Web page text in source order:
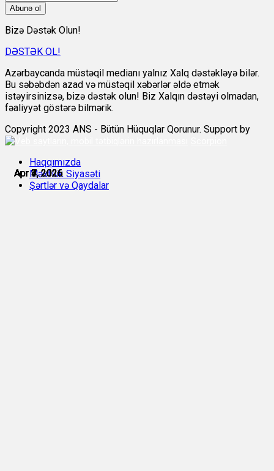
Apr 1, 2026
Apr 3, 2026
Apr 4, 2026
Apr 7, 2026
Apr 7, 2026
Apr 9, 2026
Abunə ol
Bizə Dəstək Olun!
DƏSTƏK OL!
Azərbaycanda müstəqil medianı yalnız Xalq dəstəkləyə bilər.
Bu səbəbdən azad və müstəqil xəbərlər əldə etmək
istəyirsinizsə, bizə dəstək olun! Biz Xalqın dəstəyi olmadan,
fəaliyyət göstərə bilmərik.
Copyright 2023 ANS - Bütün Hüquqlar Qorunur. Support by
Haqqımızda
Məxfilik Siyasəti
Şərtlər və Qaydalar